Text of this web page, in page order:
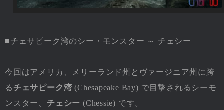
■チェサピーク湾のシー・モンスター ～ チェシー
今回はアメリカ、メリーランド州とヴァージニア州に跨
る チェサピーク湾 (Chesapeake Bay) で目撃されるシーモ
ンスター、 チェシー (Chessie) です。